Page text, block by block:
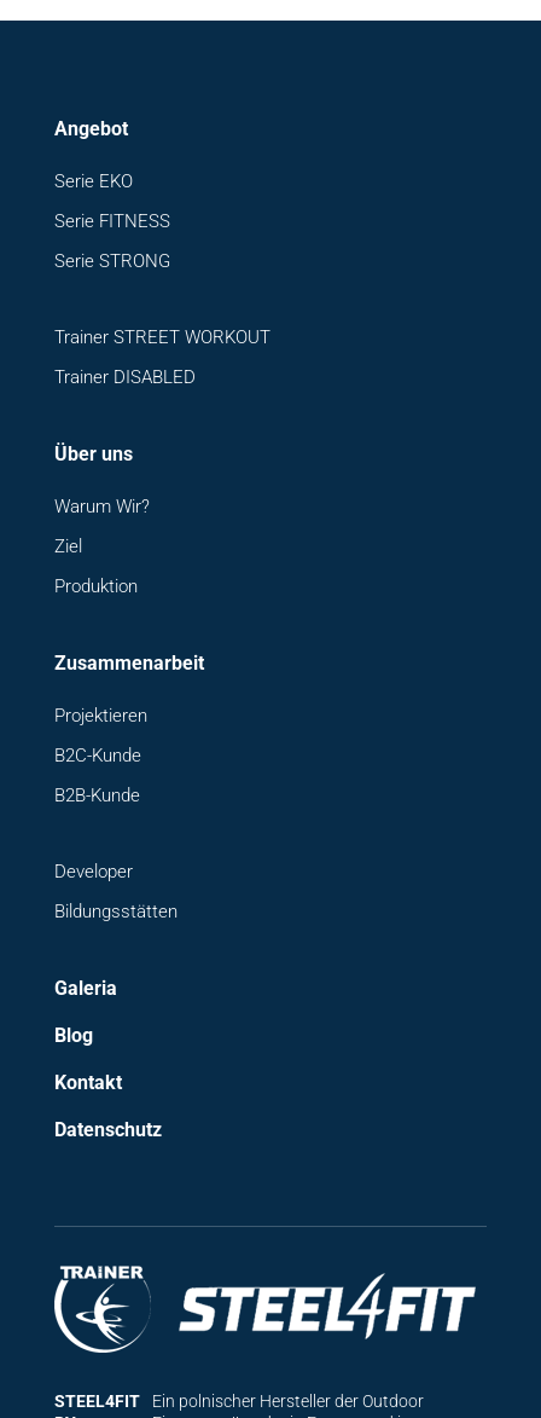
Angebot
Serie EKO
Serie FITNESS
Serie STRONG
Trainer STREET WORKOUT
Trainer DISABLED
Über uns
Warum Wir?
Ziel
Produktion
Zusammenarbeit
Projektieren
B2C-Kunde
B2B-Kunde
Developer
Bildungsstätten
Galeria
Blog
Kontakt
Datenschutz
STEEL4FIT
Ein polnischer Hersteller der Outdoor